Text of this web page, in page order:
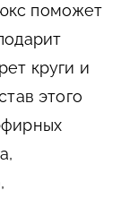
поможет
круги и
этого